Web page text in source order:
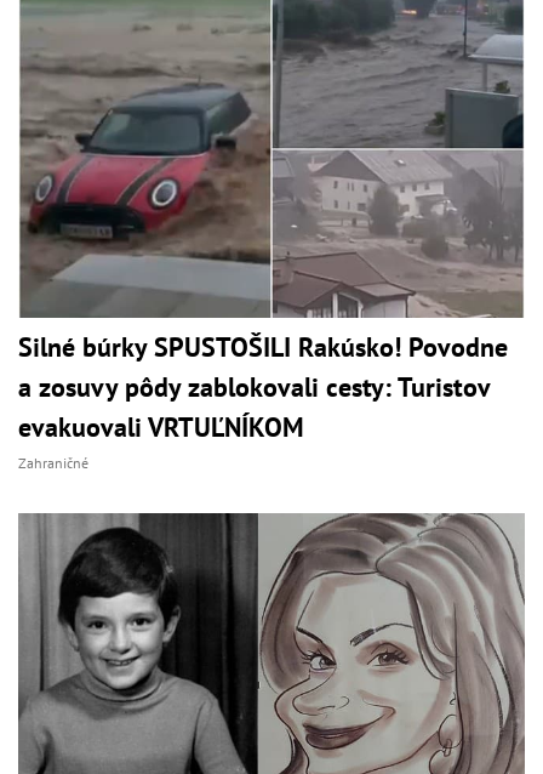
Silné búrky SPUSTOŠILI Rakúsko! Povodne
a zosuvy pôdy zablokovali cesty: Turistov
evakuovali VRTUĽNÍKOM
Zahraničné